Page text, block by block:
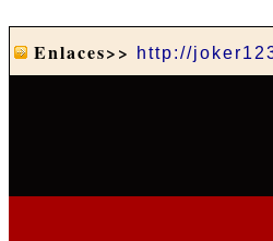
Enlaces>> http://